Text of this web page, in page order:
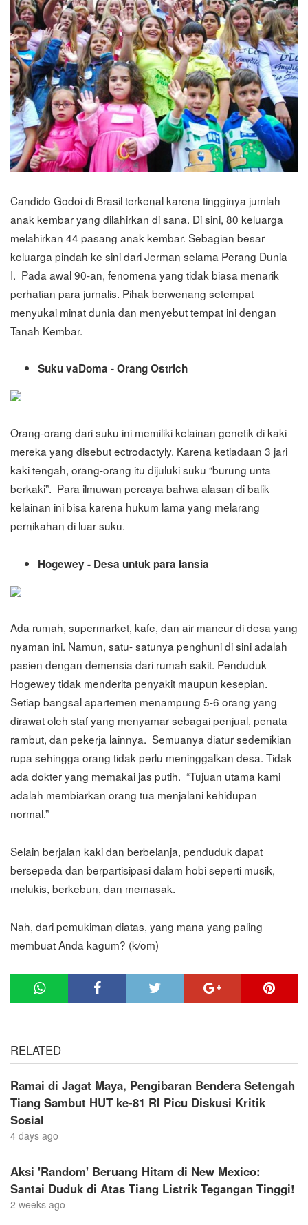
Candido Godoi di Brasil terkenal karena tingginya jumlah
anak kembar yang dilahirkan di sana. Di sini, 80 keluarga
melahirkan 44 pasang anak kembar. Sebagian besar
keluarga pindah ke sini dari Jerman selama Perang Dunia
I. Pada awal 90-an, fenomena yang tidak biasa menarik
perhatian para jurnalis. Pihak berwenang setempat
menyukai minat dunia dan menyebut tempat ini dengan
Tanah Kembar.
Suku vaDoma - Orang Ostrich
Orang-orang dari suku ini memiliki kelainan genetik di kaki
mereka yang disebut ectrodactyly. Karena ketiadaan 3 jari
kaki tengah, orang-orang itu dijuluki suku “burung unta
berkaki”. Para ilmuwan percaya bahwa alasan di balik
kelainan ini bisa karena hukum lama yang melarang
pernikahan di luar suku.
Hogewey - Desa untuk para lansia
Ada rumah, supermarket, kafe, dan air mancur di desa yang
nyaman ini. Namun, satu- satunya penghuni di sini adalah
pasien dengan demensia dari rumah sakit. Penduduk
Hogewey tidak menderita penyakit maupun kesepian.
Setiap bangsal apartemen menampung 5-6 orang yang
dirawat oleh staf yang menyamar sebagai penjual, penata
rambut, dan pekerja lainnya. Semuanya diatur sedemikian
rupa sehingga orang tidak perlu meninggalkan desa. Tidak
ada dokter yang memakai jas putih. “Tujuan utama kami
adalah membiarkan orang tua menjalani kehidupan
normal.”
Selain berjalan kaki dan berbelanja, penduduk dapat
bersepeda dan berpartisipasi dalam hobi seperti musik,
melukis, berkebun, dan memasak.
Nah, dari pemukiman diatas, yang mana yang paling
membuat Anda kagum? (k/om)
RELATED
Ramai di Jagat Maya, Pengibaran Bendera Setengah
Tiang Sambut HUT ke-81 RI Picu Diskusi Kritik
Sosial
4 days ago
Aksi 'Random' Beruang Hitam di New Mexico:
Santai Duduk di Atas Tiang Listrik Tegangan Tinggi!
2 weeks ago